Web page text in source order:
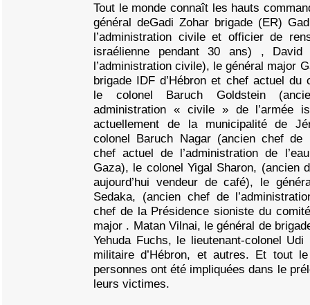
Tout le monde connaît les hauts
général deGadi Zohar brigade (ER)
l’administration civile et officier de
israélienne pendant 30 ans) ,
l’administration civile), le général major
brigade IDF d’Hébron et chef actuel du
le colonel Baruch Goldstein
administration « civile » de l’armée
actuellement de la municipalité de
colonel Baruch Nagar (ancien chef de
chef actuel de l’administration de
Gaza), le colonel Yigal Sharon, (ancien
aujourd’hui vendeur de café), le
Sedaka, (ancien chef de
chef de la Présidence sioniste du
major . Matan Vilnai, le général de
Yehuda Fuchs, le lieutenant-colonel Udi
militaire d’Hébron, et autres. Et tout
personnes ont été impliquées dans le
leurs victimes.